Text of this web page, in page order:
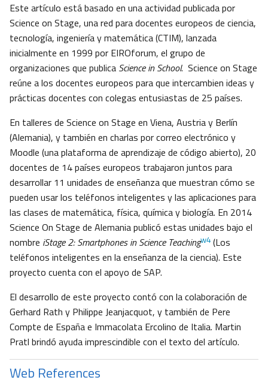
Este artículo está basado en una actividad publicada por
Science on Stage, una red para docentes europeos de ciencia,
tecnología, ingeniería y matemática (CTIM), lanzada
inicialmente en 1999 por EIROforum, el grupo de
organizaciones que publica Science in School. Science on Stage
reúne a los docentes europeos para que intercambien ideas y
prácticas docentes con colegas entusiastas de 25 países.
En talleres de Science on Stage en Viena, Austria y Berlín
(Alemania), y también en charlas por correo electrónico y
Moodle (una plataforma de aprendizaje de código abierto), 20
docentes de 14 países europeos trabajaron juntos para
desarrollar 11 unidades de enseñanza que muestran cómo se
pueden usar los teléfonos inteligentes y las aplicaciones para
las clases de matemática, física, química y biología. En 2014
Science On Stage de Alemania publicó estas unidades bajo el
nombre iStage 2: Smartphones in Science Teachingw4 (Los
teléfonos inteligentes en la enseñanza de la ciencia). Este
proyecto cuenta con el apoyo de SAP.
El desarrollo de este proyecto contó con la colaboración de
Gerhard Rath y Philippe Jeanjacquot, y también de Pere
Compte de España e Immacolata Ercolino de Italia. Martin
Pratl brindó ayuda imprescindible con el texto del artículo.
Web References